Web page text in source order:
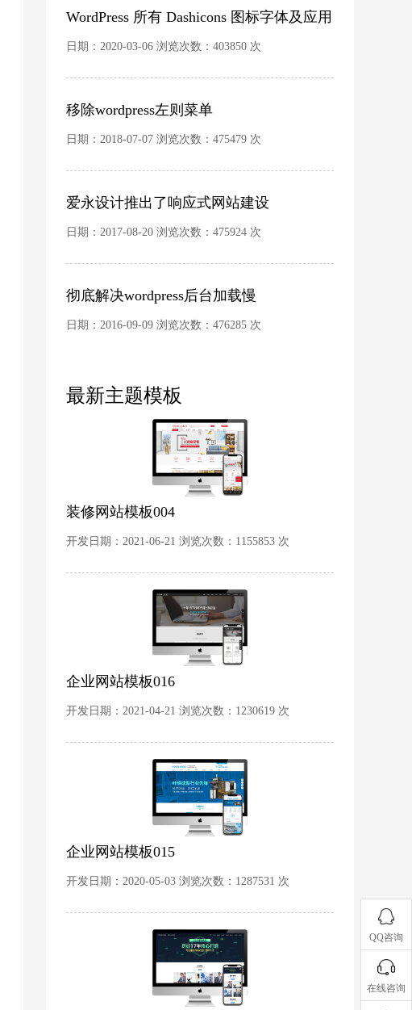
WordPress 所有 Dashicons 图标字体及应用
方法
日期：2020-03-06 浏览次数：403850 次
移除wordpress左则菜单
日期：2018-07-07 浏览次数：475479 次
爱永设计推出了响应式网站建设
日期：2017-08-20 浏览次数：475924 次
彻底解决wordpress后台加载慢
日期：2016-09-09 浏览次数：476285 次
最新主题模板
装修网站模板004
开发日期：2021-06-21 浏览次数：1155853 次
企业网站模板016
开发日期：2021-04-21 浏览次数：1230619 次
企业网站模板015
开发日期：2020-05-03 浏览次数：1287531 次
QQ咨询
在线咨询